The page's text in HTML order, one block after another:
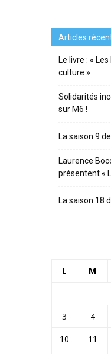
Articles
Le livre : «
culture »
Solidarités
sur M6 !
La saison 9
Laurence
présentent «
La saison 18
L M
3
4
10
11